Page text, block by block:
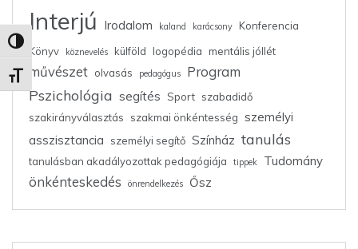
Nagy kontraszt váltása
Betűméret váltása
Interjú Irodalom kaland karácsony
Konferencia
Könyv
köznevelés külföld logopédia mentális jóllét
művészet olvasás pedagógus Program
Pszichológia segítés Sport szabadidő
szakirányválasztás
szakmai önkéntesség személyi
asszisztancia
személyi segítő Színház tanulás
tanulásban akadályozottak pedagógiája tippek Tudomány
önkénteskedés önrendelkezés Ősz